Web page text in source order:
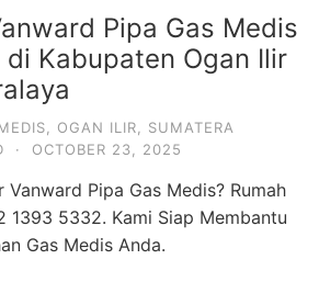
Pipa Gas Medis
di Kabupaten Ogan Ilir
OGAN ILIR
SUMATERA
· OCTOBER 23, 2025
Pipa Gas Medis? Rumah
1393 5332. Kami Siap Membantu
Gas Medis Anda.